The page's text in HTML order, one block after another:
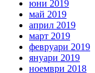
юни 2019
май 2019
април 2019
март 2019
февруари 2019
януари 2019
ноември 2018